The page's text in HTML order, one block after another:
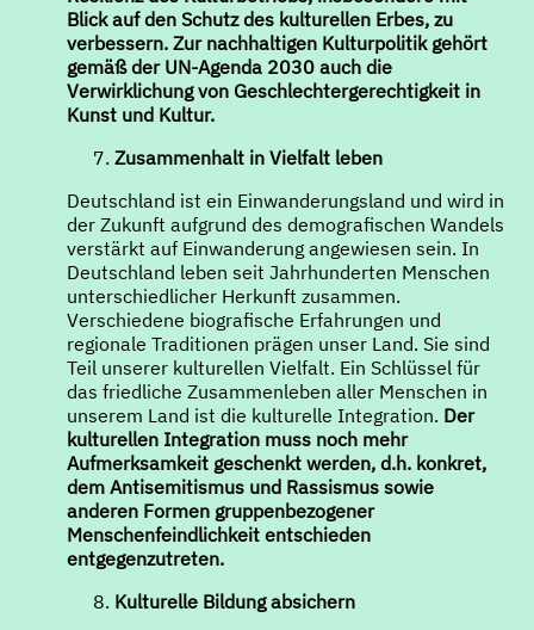
Blick auf den Schutz des kulturellen Erbes, zu
verbessern. Zur nachhaltigen Kulturpolitik gehört
gemäß der UN-Agenda 2030 auch die
Verwirklichung von Geschlechtergerechtigkeit in
Kunst und Kultur.
Zusammenhalt in Vielfalt leben
Deutschland ist ein Einwanderungsland und wird in
der Zukunft aufgrund des demografischen Wandels
verstärkt auf Einwanderung angewiesen sein. In
Deutschland leben seit Jahrhunderten Menschen
unterschiedlicher Herkunft zusammen.
Verschiedene biografische Erfahrungen und
regionale Traditionen prägen unser Land. Sie sind
Teil unserer kulturellen Vielfalt. Ein Schlüssel für
das friedliche Zusammenleben aller Menschen in
unserem Land ist die kulturelle Integration. Der
kulturellen Integration muss noch mehr
Aufmerksamkeit geschenkt werden, d.h. konkret,
dem Antisemitismus und Rassismus sowie
anderen Formen gruppenbezogener
Menschenfeindlichkeit entschieden
entgegenzutreten.
Kulturelle Bildung absichern